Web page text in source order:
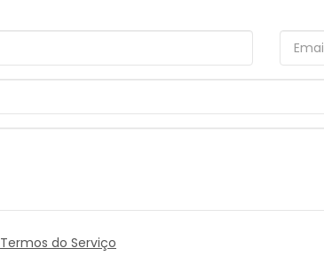
Termos do Serviço